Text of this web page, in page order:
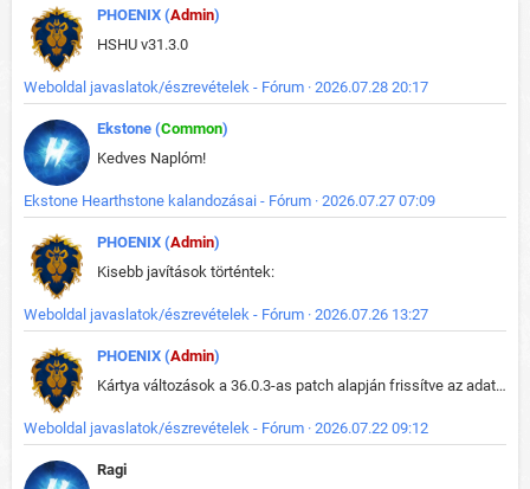
PHOENIX (Admin)
HSHU v31.3.0
Weboldal javaslatok/észrevételek - Fórum · 2026.07.28 20:17
Ekstone (Common)
Kedves Naplóm!
Ekstone Hearthstone kalandozásai - Fórum · 2026.07.27 07:09
PHOENIX (Admin)
Kisebb javítások történtek:
Weboldal javaslatok/észrevételek - Fórum · 2026.07.26 13:27
PHOENIX (Admin)
Kártya változások a 36.0.3-as patch alapján frissítve az adatbázisban (képek is cserélve).
Weboldal javaslatok/észrevételek - Fórum · 2026.07.22 09:12
Ragi